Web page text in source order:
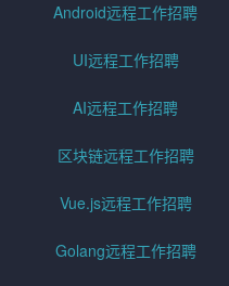
Android远程工作招聘
UI远程工作招聘
AI远程工作招聘
区块链远程工作招聘
Vue.js远程工作招聘
Golang远程工作招聘